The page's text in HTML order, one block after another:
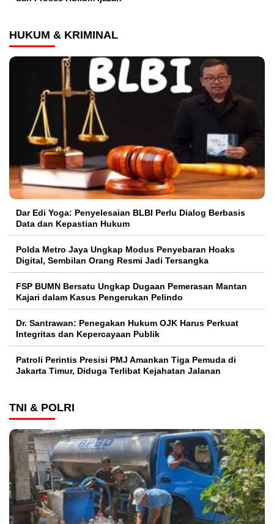
HUKUM & KRIMINAL
Dar Edi Yoga: Penyelesaian BLBI Perlu Dialog Berbasis
Data dan Kepastian Hukum
Polda Metro Jaya Ungkap Modus Penyebaran Hoaks
Digital, Sembilan Orang Resmi Jadi Tersangka
FSP BUMN Bersatu Ungkap Dugaan Pemerasan Mantan
Kajari dalam Kasus Pengerukan Pelindo
Dr. Santrawan: Penegakan Hukum OJK Harus Perkuat
Integritas dan Kepercayaan Publik
Patroli Perintis Presisi PMJ Amankan Tiga Pemuda di
Jakarta Timur, Diduga Terlibat Kejahatan Jalanan
TNI & POLRI